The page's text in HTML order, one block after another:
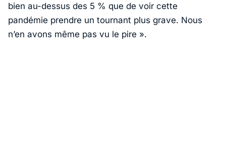
bien au-dessus des 5 % que de voir cette
pandémie prendre un tournant plus grave. Nous
n’en avons même pas vu le pire ».